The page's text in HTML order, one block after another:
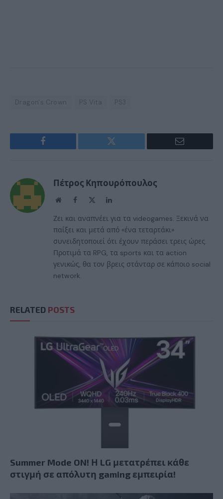
Dragon's Crown PS Vita PS3
Facebook Twitter Email
Πέτρος Κηπουρόπουλος
WebsiteFacebook LinkedIn
Ζει και αναπνέει για τα videogames. Ξεκινά να
παίξει και μετά από «ένα τεταρτάκι»
συνειδητοποιεί ότι έχουν περάσει τρεις ώρες.
Προτιμά τα RPG, τα sports και τα action
γενικώς, θα τον βρεις στάνταρ σε κάποιο social
network.
RELATED POSTS
Summer Mode ON! Η LG μετατρέπει κάθε
στιγμή σε απόλυτη gaming εμπειρία!